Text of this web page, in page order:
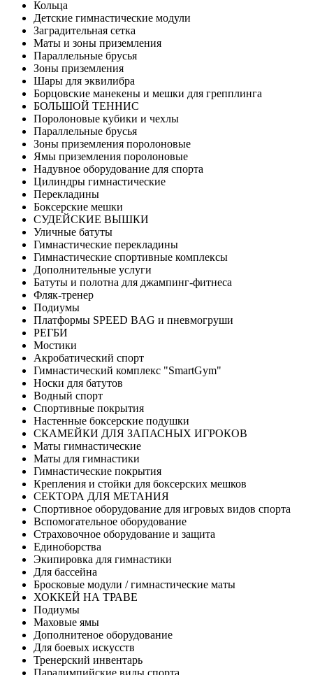
Кольца
Детские гимнастические модули
Заградительная сетка
Маты и зоны приземления
Параллельные брусья
Зоны приземления
Шары для эквилибра
Борцовские манекены и мешки для грепплинга
БОЛЬШОЙ ТЕННИС
Поролоновые кубики и чехлы
Параллельные брусья
Зоны приземления поролоновые
Ямы приземления поролоновые
Надувное оборудование для спорта
Цилиндры гимнастические
Перекладины
Боксерские мешки
СУДЕЙСКИЕ ВЫШКИ
Уличные батуты
Гимнастические перекладины
Гимнастические спортивные комплексы
Дополнительные услуги
Батуты и полотна для джампинг-фитнеса
Фляк-тренер
Подиумы
Платформы SPEED BAG и пневмогруши
РЕГБИ
Мостики
Акробатический спорт
Гимнастический комплекс "SmartGym"
Носки для батутов
Водный спорт
Спортивные покрытия
Настенные боксерские подушки
СКАМЕЙКИ ДЛЯ ЗАПАСНЫХ ИГРОКОВ
Маты гимнастические
Маты для гимнастики
Гимнастические покрытия
Крепления и стойки для боксерских мешков
СЕКТОРА ДЛЯ МЕТАНИЯ
Спортивное оборудование для игровых видов спорта
Вспомогательное оборудование
Страховочное оборудование и защита
Единоборства
Экипировка для гимнастики
Для бассейна
Бросковые модули / гимнастические маты
ХОККЕЙ НА ТРАВЕ
Подиумы
Маховые ямы
Дополнитеное оборудование
Для боевых искусств
Тренерский инвентарь
Паралимпийские виды спорта